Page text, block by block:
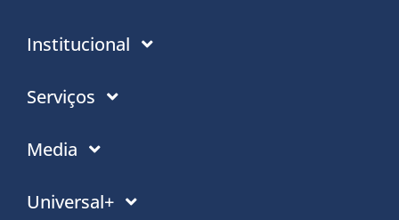
Institucional
Instituição
Politica de Cookies
Serviços
Contactos
Media
Notícias
Universal+